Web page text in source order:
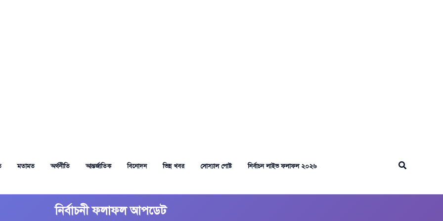
মতামত অর্থনীতি আন্তর্জাতিক বিনোদন ভিন্ন খবর সোস্যাল পোষ্ট নির্বাচন লাইভ ফলাফল ২০২৬ Search
নির্বাচনী ফলাফল আপডেট